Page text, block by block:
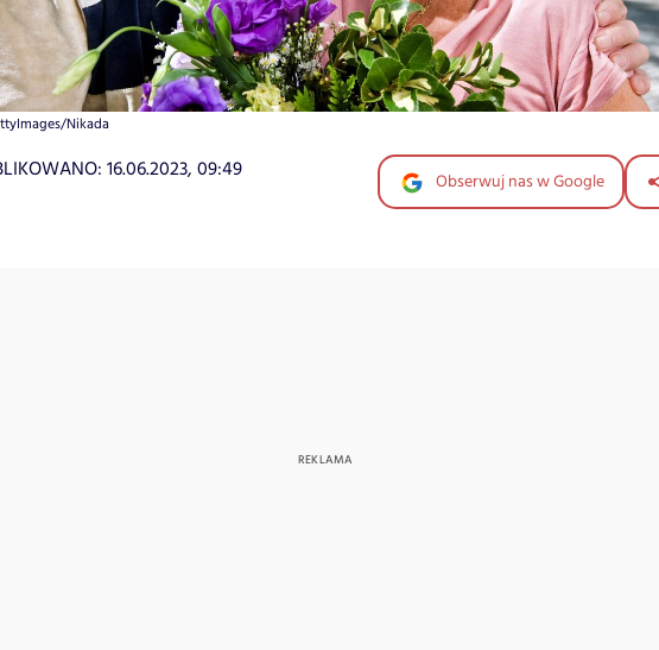
Nikada
16.06.2023, 09:49 Obserwuj nas w Google